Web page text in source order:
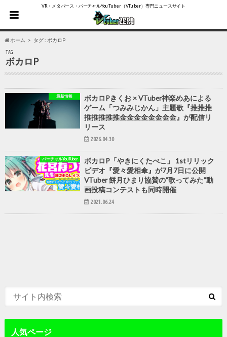
VR・メタバース・バーチャルYouTuber（VTuber）専門ニュースサイト
ホーム タグ : ボカロP
TAG
ボカロP
最新情報
ボカロPきくお × VTuber神楽めあによる
ゲーム「つみみじかん」主題歌『推推推
推推推推推金金金金金金金金』が配信リ
リース
2026.04.30
バーチャルYouTuber
ボカロP「やきにくたべこ」 1stリリック
ビデオ『愛々愛相傘』が7月7日に公開
VTuber 餅月ひまり協賛の”歌ってみた”動
画投稿コンテストも同時開催
2021.06.24
人気ページ